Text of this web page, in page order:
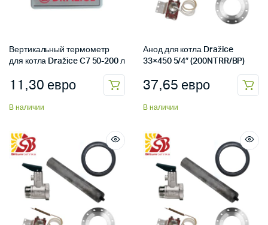
Вертикальный термометр
для котла Dražice C7 50-200 л
11,30 евро
В наличии
Анод для котла Dražice
33×450 5/4″ (200NTRR/BP)
37,65 евро
В наличии